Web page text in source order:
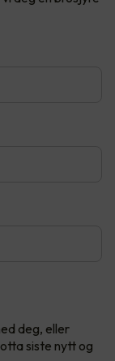
deg, eller
siste nytt og